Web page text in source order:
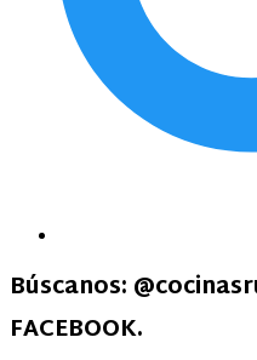
Búscanos:
FACEBOOK.